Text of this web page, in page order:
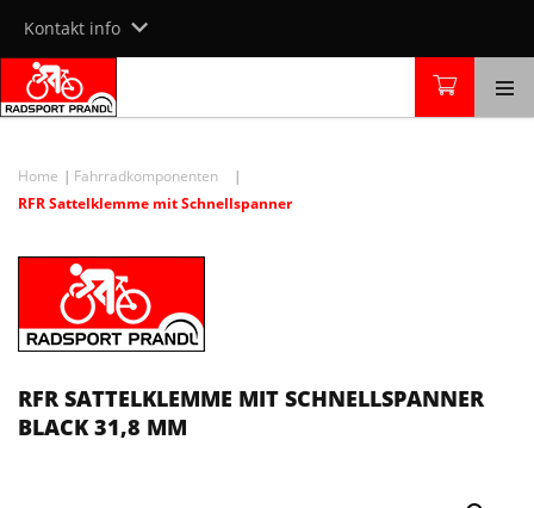
content
Kontakt info
Home
Fahrradkomponenten
RFR Sattelklemme mit Schnellspanner
RFR SATTELKLEMME MIT SCHNELLSPANNER
BLACK 31,8 MM